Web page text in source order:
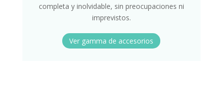
completa y inolvidable, sin preocupaciones ni
imprevistos.
Ver gamma de accesorios